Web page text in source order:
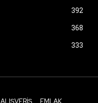
392
368
333
ALIŞVERIŞ EMLAK